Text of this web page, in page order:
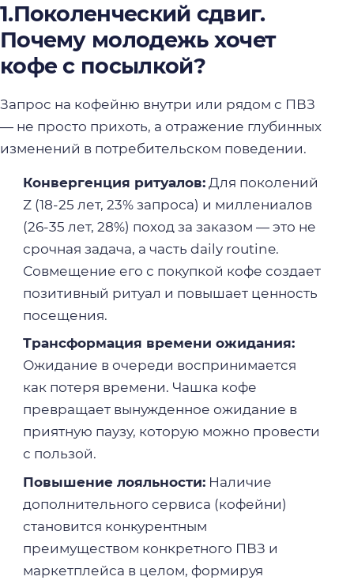
1.Поколенческий сдвиг.
Почему молодежь хочет
кофе с посылкой?
Запрос на кофейню внутри или рядом с ПВЗ
— не просто прихоть, а отражение глубинных
изменений в потребительском поведении.
Конвергенция ритуалов:Для поколений
Z (18-25 лет, 23% запроса) и миллениалов
(26-35 лет, 28%) поход за заказом — это не
срочная задача, а часть daily routine.
Совмещение его с покупкой кофе создает
позитивный ритуал и повышает ценность
посещения.
Трансформация времени ожидания:
Ожидание в очереди воспринимается
как потеря времени. Чашка кофе
превращает вынужденное ожидание в
приятную паузу, которую можно провести
с пользой.
Повышение лояльности:Наличие
дополнительного сервиса (кофейни)
становится конкурентным
преимуществом конкретного ПВЗ и
маркетплейса в целом, формируя